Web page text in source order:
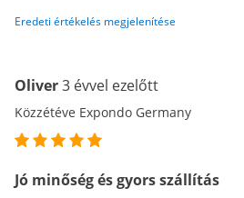
Eredeti értékelés megjelenítése
Oliver3 évvel ezelőtt
Közzétéve Expondo Germany
Jó minőség és gyors szállítás